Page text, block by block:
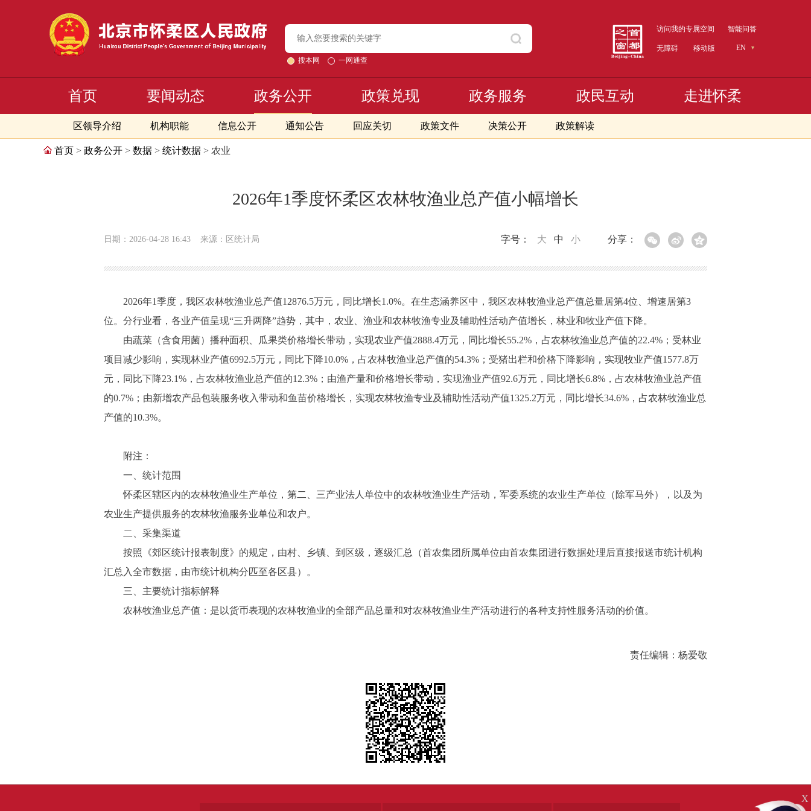
搜本网 一网通查
访问我的专属空间 智能问答
无障碍 移动版 EN
首页 要闻动态 政务公开
区领导介绍 机构职能 信息公开 通知公告 回应关切 政策文件 决策公开 政策解读
政策兑现 政务服务 政民互动 走进怀柔
首页 > 政务公开 > 数据 > 统计数据 > 农业
2026年1季度怀柔区农林牧渔业总产值小幅增长
日期：2026-04-28 16:43 来源：区统计局 分享：
字号： 大 中 小
2026年1季度，我区农林牧渔业总产值12876.5万元，同比增长1.0%。在生态涵养区中，我区农林牧渔业总产值总量居第4位、增速居第3
位。分行业看，各业产值呈现“三升两降”趋势，其中，农业、渔业和农林牧渔专业及辅助性活动产值增长，林业和牧业产值下降。
由蔬菜（含食用菌）播种面积、瓜果类价格增长带动，实现农业产值2888.4万元，同比增长55.2%，占农林牧渔业总产值的22.4%；受林业
项目减少影响，实现林业产值6992.5万元，同比下降10.0%，占农林牧渔业总产值的54.3%；受猪出栏和价格下降影响，实现牧业产值1577.8万
元，同比下降23.1%，占农林牧渔业总产值的12.3%；由渔产量和价格增长带动，实现渔业产值92.6万元，同比增长6.8%，占农林牧渔业总产值
的0.7%；由新增农产品包装服务收入带动和鱼苗价格增长，实现农林牧渔专业及辅助性活动产值1325.2万元，同比增长34.6%，占农林牧渔业总
产值的10.3%。
附注：
一、统计范围
怀柔区辖区内的农林牧渔业生产单位，第二、三产业法人单位中的农林牧渔业生产活动，军委系统的农业生产单位（除军马外），以及为
农业生产提供服务的农林牧渔服务业单位和农户。
二、采集渠道
按照《郊区统计报表制度》的规定，由村、乡镇、到区级，逐级汇总（首农集团所属单位由首农集团进行数据处理后直接报送市统计机构
汇总入全市数据，由市统计机构分匹至各区县）。
三、主要统计指标解释
农林牧渔业总产值：是以货币表现的农林牧渔业的全部产品总量和对农林牧渔业生产活动进行的各种支持性服务活动的价值。
责任编辑：杨爱敬
X